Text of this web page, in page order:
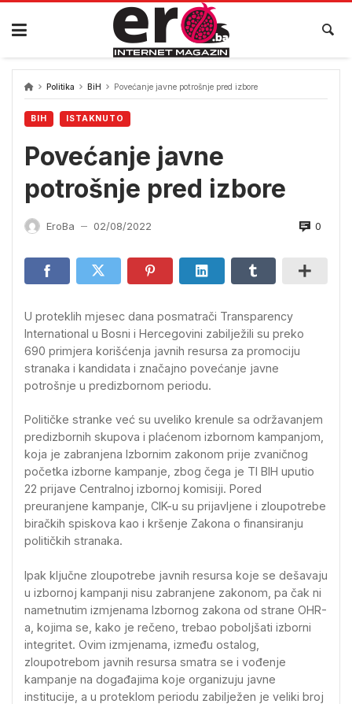
Skip
content
Politika BiH Povećanje javne potrošnje pred izbore
BIH ISTAKNUTO
Povećanje javne
potrošnje pred izbore
EroBa — 02/08/2022 0
U proteklih mjesec dana posmatrači Transparency
International u Bosni i Hercegovini zabilježili su preko
690 primjera korišćenja javnih resursa za promociju
stranaka i kandidata i značajno povećanje javne
potrošnje u predizbornom periodu.
Političke stranke već su uveliko krenule sa održavanjem
predizbornih skupova i plaćenom izbornom kampanjom,
koja je zabranjena Izbornim zakonom prije zvaničnog
početka izborne kampanje, zbog čega je TI BIH uputio
22 prijave Centralnoj izbornoj komisiji. Pored
preuranjene kampanje, CIK-u su prijavljene i zloupotrebe
biračkih spiskova kao i kršenje Zakona o finansiranju
političkih stranaka.
Ipak ključne zloupotrebe javnih resursa koje se dešavaju
u izbornoj kampanji nisu zabranjene zakonom, pa čak ni
nametnutim izmjenama Izbornog zakona od strane OHR-
a, kojima se, kako je rečeno, trebao poboljšati izborni
integritet. Ovim izmjenama, između ostalog,
zloupotrebom javnih resursa smatra se i vođenje
kampanje na događajima koje organizuju javne
institucije, a u proteklom periodu zabilježen je veliki broj